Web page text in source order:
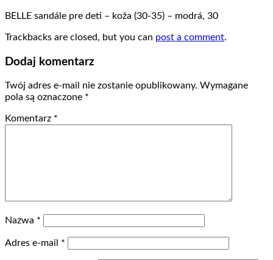
BELLE sandále pre deti – koža (30-35) – modrá, 30
Trackbacks are closed, but you can post a comment.
Dodaj komentarz
Twój adres e-mail nie zostanie opublikowany. Wymagane
pola są oznaczone *
Komentarz *
Nazwa *
Adres e-mail *